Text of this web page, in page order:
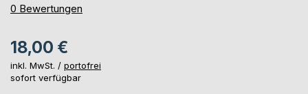
0%
0 Bewertungen
18,00 €
inkl. MwSt. / portofrei
sofort verfügbar